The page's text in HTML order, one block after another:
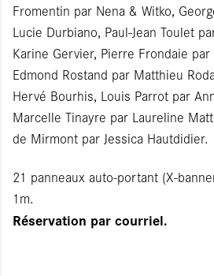
Fromentin par Nena & Witko,
Lucie Durbiano, Paul-Jean Toulet
Karine Gervier, Pierre Frondaie
Edmond Rostand par Matthieu
Hervé Bourhis, Louis Parrot par
Marcelle Tinayre par Laureline
de Mirmont par Jessica Hautdidier.
21 panneaux auto-portant (X-
1m.
Réservation par courriel.